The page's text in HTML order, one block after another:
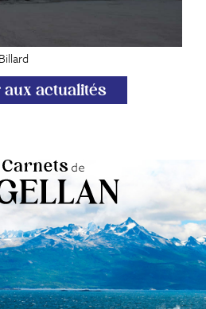
aux actualités